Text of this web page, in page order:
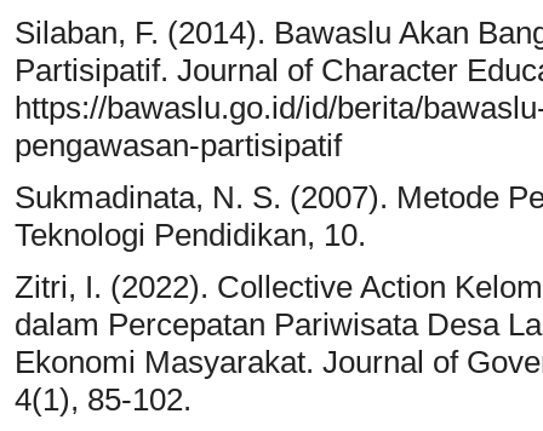
Silaban, F. (2014). Bawaslu Akan
Partisipatif. Journal of Character
https://bawaslu.go.id/id/berita/
pengawasan-partisipatif
Sukmadinata, N. S. (2007). Metode
Teknologi Pendidikan, 10.
Zitri, I. (2022). Collective Action
dalam Percepatan Pariwisata Desa
Ekonomi Masyarakat. Journal of
4(1), 85-102.